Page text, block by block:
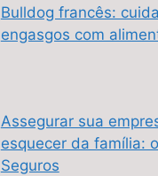
Bulldog francês:
engasgos com
Assegurar sua
esquecer da família:
Seguros